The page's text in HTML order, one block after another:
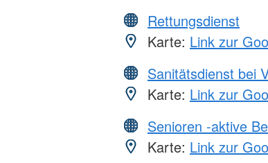
Rettungsdienst
Karte: Link zur
Sanitätsdienst bei
Karte: Link zur
Senioren -aktive
Karte: Link zur